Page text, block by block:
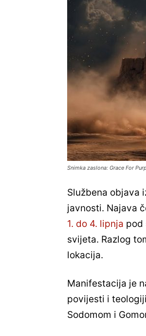
Snimka zaslona: Grace For
Službena objava
javnosti. Najava
1. do 4. lipnja pod
svijeta. Razlog
lokacija.
Manifestacija je
povijesti i
Sodomom i